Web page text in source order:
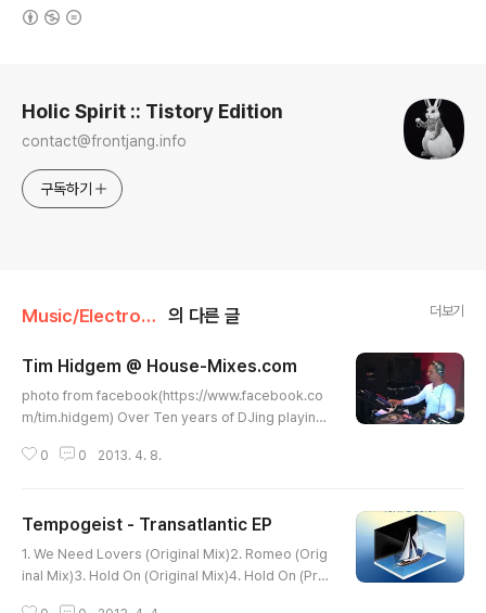
Holic Spirit :: Tistory Edition
contact@frontjang.info
구독하기
Music/Electronica 의 다른 글 더보기
Tim Hidgem @ House-Mixes.com
photo from facebook(https://www.facebook.co
m/tim.hidgem) Over Ten years of DJing playing
Electro beats all over the UK and beyond Anythi
he crowd is taken on a full musical journey with
a start a middle and an end taken though many
different styles of ..
0 0 2013. 4. 8.
Tempogeist - Transatlantic EP
1. We Need Lovers (Original Mix)2. Romeo (Orig
inal Mix)3. Hold On (Original Mix)4. Hold On (Pro